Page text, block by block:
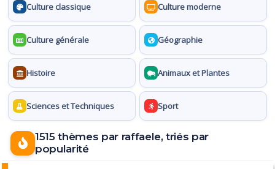
Culture classique Culture moderne
Culture générale Géographie
Histoire Animaux et Plantes
Sciences et Techniques Sport
1515 thèmes par raffaele, triés par
popularité